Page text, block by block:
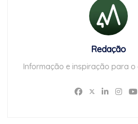
Redação
Informação e inspiração para